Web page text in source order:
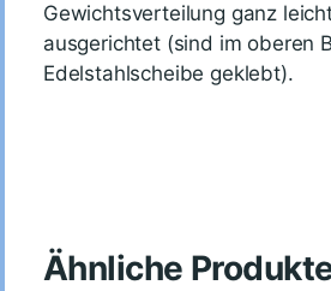
Gewichtsverteilung ganz
ausgerichtet (sind im oberen
Edelstahlscheibe geklebt).
Ähnliche